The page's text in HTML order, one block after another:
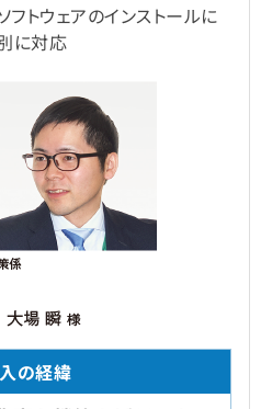
トウェアのインストールに
に対応